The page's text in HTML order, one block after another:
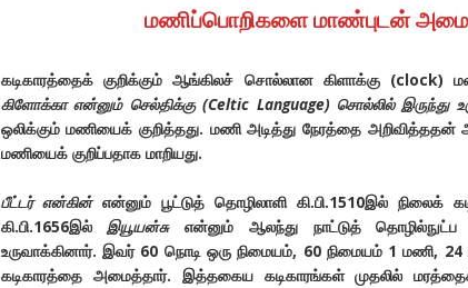
மணிப்பொறிகளை மாண்புடன்
கடிகாரத்தைக் குறிக்கும் ஆங்கிலச் சொல்லான கிளாக்கு (clock)
கிளோக்கா என்னும் செல்திக்கு (Celtic Language) சொல்லில் இருந்து
ஒலிக்கும் மணியைக் குறித்தது. மணி அடித்து நேரத்தை
மணியைக் குறிப்பதாக மாறியது.
பீட்டர் என்கின்என்னும் பூட்டுத் தொழிலாளி கி.பி.1510இல் நிலைக்
கி.பி.1656இல்இயூயன்சுஎன்னும் ஆலந்து நாட்டுத் தொழில்நுட்ப
உருவாக்கினார். இவர் 60 நொடி ஒரு நிமையம், 60 நிமையம் 1 மணி,
கடிகாரத்தை அமைத்தார். இத்தகைய கடிகாரங்கள் முதலில்